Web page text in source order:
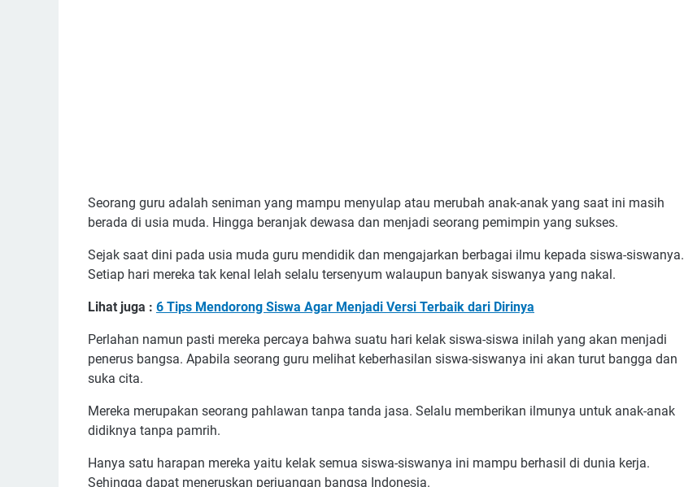
Seorang guru adalah seniman yang mampu menyulap atau merubah anak-anak yang saat ini masih
berada di usia muda. Hingga beranjak dewasa dan menjadi seorang pemimpin yang sukses.
Sejak saat dini pada usia muda guru mendidik dan mengajarkan berbagai ilmu kepada siswa-siswanya.
Setiap hari mereka tak kenal lelah selalu tersenyum walaupun banyak siswanya yang nakal.
Lihat juga : 6 Tips Mendorong Siswa Agar Menjadi Versi Terbaik dari Dirinya
Perlahan namun pasti mereka percaya bahwa suatu hari kelak siswa-siswa inilah yang akan menjadi
penerus bangsa. Apabila seorang guru melihat keberhasilan siswa-siswanya ini akan turut bangga dan
suka cita.
Mereka merupakan seorang pahlawan tanpa tanda jasa. Selalu memberikan ilmunya untuk anak-anak
didiknya tanpa pamrih.
Hanya satu harapan mereka yaitu kelak semua siswa-siswanya ini mampu berhasil di dunia kerja.
Sehingga dapat meneruskan perjuangan bangsa Indonesia.